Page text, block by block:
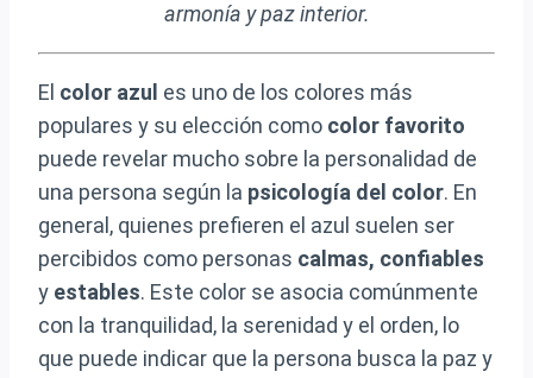
armonía y paz interior.
El color azul es uno de los colores más
populares y su elección como color favorito
puede revelar mucho sobre la personalidad de
una persona según la psicología del color. En
general, quienes prefieren el azul suelen ser
percibidos como personas calmas, confiables
y estables. Este color se asocia comúnmente
con la tranquilidad, la serenidad y el orden, lo
que puede indicar que la persona busca la paz y